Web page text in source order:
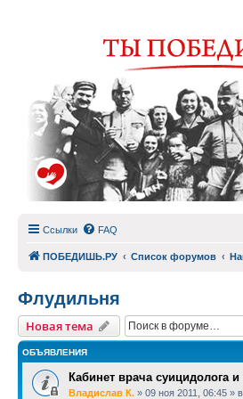
Ссылки FAQ
ПОБЕДИШЬ.РУ Список форумов
Флудильня
Новая тема
ОБЪЯВЛЕНИЯ
Кабинет врача суицидолога
Владислав К. » 09 ноя 2011, 06:45 »